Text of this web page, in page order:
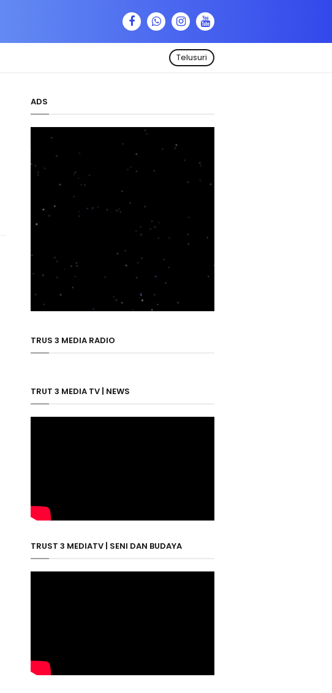
Telusuri
ADS
TRUS 3 MEDIA RADIO
TRUT 3 MEDIA TV | NEWS
TRUST 3 MEDIATV | SENI DAN BUDAYA